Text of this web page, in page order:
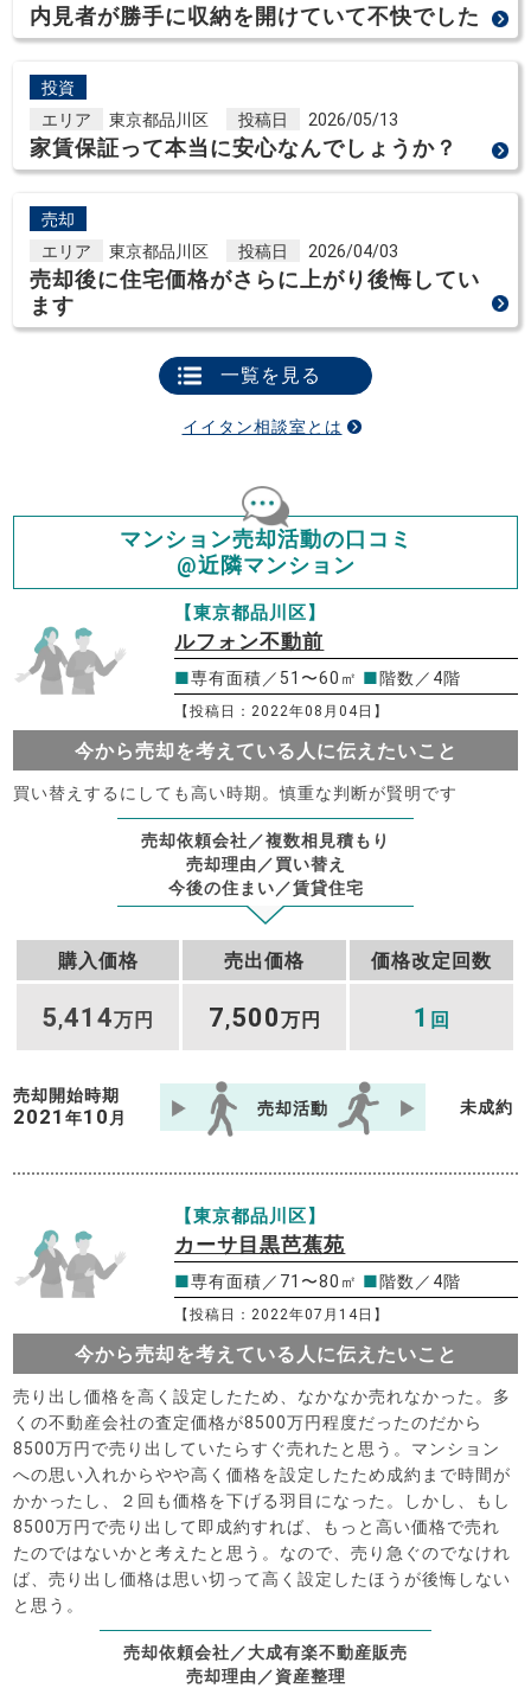
内見者が勝手に収納を開けていて不快でした
投資
エリア
東京都品川区 投稿日 2026/05/13
家賃保証って本当に安心なんでしょうか？
売却
エリア
東京都品川区 投稿日 2026/04/03
売却後に住宅価格がさらに上がり後悔してい
ます
一覧を見る
イイタン相談室とは
マンション売却活動の口コミ
@近隣マンション
【東京都品川区】
ルフォン不動前
■専有面積／51〜60㎡ ■階数／4階
【投稿日：2022年08月04日】
今から売却を考えている人に伝えたいこと
買い替えするにしても高い時期。慎重な判断が賢明です
売却依頼会社／複数相見積もり
売却理由／買い替え
今後の住まい／賃貸住宅
購入価格 売出価格 価格改定回数
5,414万円 7,500万円 1 回
売却開始時期
2021年10 月
売却活動 未成約
【東京都品川区】
カーサ目黒芭蕉苑
■専有面積／71〜80㎡ ■階数／4階
【投稿日：2022年07月14日】
今から売却を考えている人に伝えたいこと
売り出し価格を高く設定したため、なかなか売れなかった。多
くの不動産会社の査定価格が8500万円程度だったのだから
8500万円で売り出していたらすぐ売れたと思う。マンション
への思い入れからやや高く価格を設定したため成約まで時間が
かかったし、２回も価格を下げる羽目になった。しかし、もし
8500万円で売り出して即成約すれば、もっと高い価格で売れ
たのではないかと考えたと思う。なので、売り急ぐのでなけれ
ば、売り出し価格は思い切って高く設定したほうが後悔しない
と思う。
売却依頼会社／大成有楽不動産販売
売却理由／資産整理